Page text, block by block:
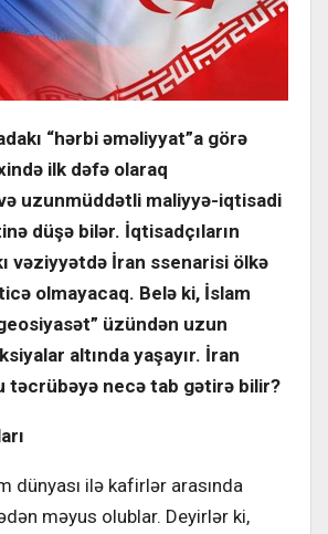
“hərbi əməliyyat”a görə
ilk dəfə olaraq
uzunmüddətli maliyyə-iqtisadi
düşə bilər. İqtisadçıların
vəziyyətdə İran ssenarisi ölkə
olmayacaq. Belə ki, İslam
üzündən uzun
altında yaşayır. İran
təcrübəyə necə tab gətirə bilir?
dünyası ilə kafirlər arasında
məyus olublar. Deyirlər ki,